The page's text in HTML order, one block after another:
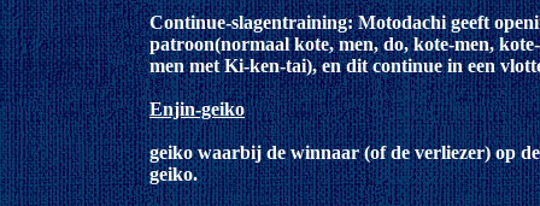
Continue-slagentraining: Motodachi geeft
patroon(normaal kote, men, do, kote-men,
men met Ki-ken-tai), en dit continue in een
Enjin-geiko
geiko waarbij de winnaar (of de verliezer) op
geiko.